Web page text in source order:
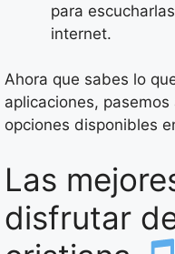
para
internet.
Ahora que sabes lo
aplicaciones,
opciones disponibles
Las
disfrutar